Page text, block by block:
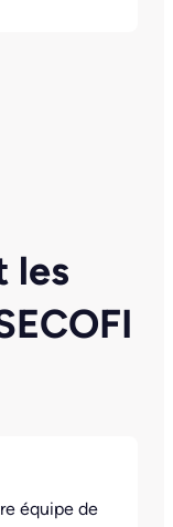
les
équipe de